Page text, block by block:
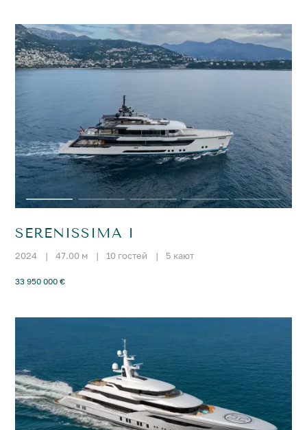
SERENISSIMA I
2024 | 47.00 м | 10 гостей | 5 кают
33 950 000 €